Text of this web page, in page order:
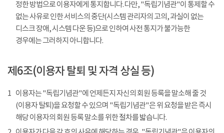
정한 방법으로 이용자에게 통지합니다. 다만, "독립기념관"이 통제할 수
없는 사유로 인한 서비스의 중단(시스템 관리자의 고의, 과실이 없는
디스크 장애, 시스템 다운 등)으로 인하여 사전 통지가 불가능한
경우에는 그러하지 아니합니다.
제6조(이용자 탈퇴 및 자격 상실 등)
1 이용자는 "독립기념관"에 언제든지 자신의 회원 등록을 말소해 줄 것
(이용자 탈퇴)을 요청할 수 있으며 "독립기념관"은 위 요청을 받은 즉시
해당 이용자의 회원 등록 말소를 위한 절차를 밟습니다.